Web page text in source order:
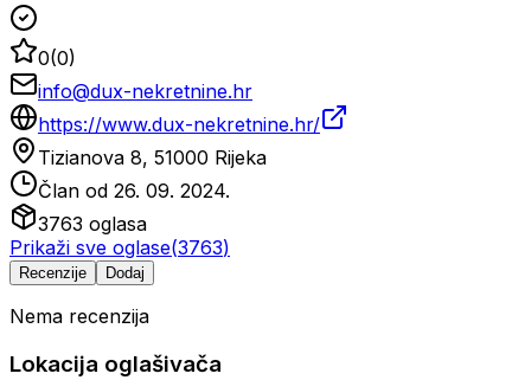
0(0)
info@dux-nekretnine.hr
https://www.dux-nekretnine.hr/
Tizianova 8, 51000 Rijeka
Član od 26. 09. 2024.
3763 oglasa
Prikaži sve oglase(3763)
Recenzije Dodaj
Nema recenzija
Lokacija oglašivača